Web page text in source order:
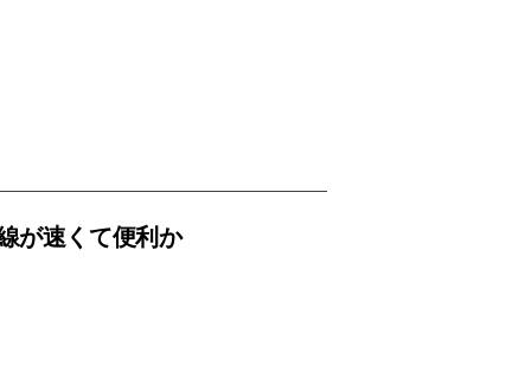
が速くて便利か